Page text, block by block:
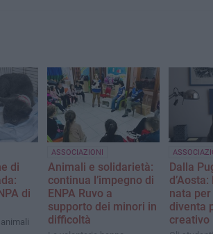
di
di
ASSOCIAZIONI
Animali e solidarietà:
continua l’impegno di
ENPA Ruvo a
supporto dei minori in
difficoltà
Dalla
d’Aosta:
nata
diventa
creativo